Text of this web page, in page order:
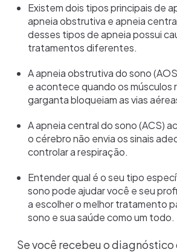
Existem dois tipos principais de
apneia obstrutiva e apneia
desses tipos de apneia possui
tratamentos diferentes.
A apneia obstrutiva do sono
e acontece quando os músculos
garganta bloqueiam as vias
A apneia central do sono (ACS)
o cérebro não envia os sinais
controlar a respiração.
Entender qual é o seu tipo
sono pode ajudar você e seu
a escolher o melhor tratamento
sono e sua saúde como um todo.
Se você recebeu o